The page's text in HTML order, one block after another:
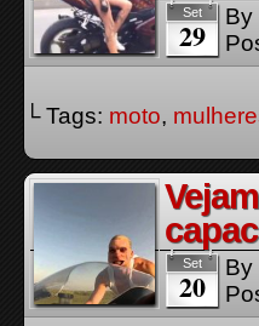
Set
29
By
└ Tags: moto,
Set
20
By